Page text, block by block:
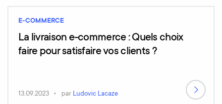
E-COMMERCE
La livraison e-commerce : Quels choix
faire pour satisfaire vos clients ?
13.09.2023 par Ludovic Lacaze